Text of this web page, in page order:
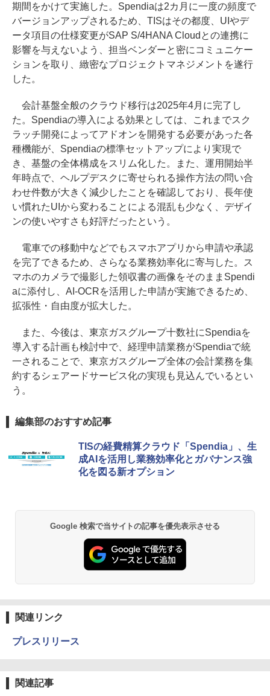
期間をかけて実施した。Spendiaは2カ月に一度の頻度で
バージョンアップされるため、TISはその都度、UIやデ
ータ項目の仕様変更がSAP S/4HANA Cloudとの連携に
影響を与えないよう、担当ベンダーと密にコミュニケー
ションを取り、緻密なプロジェクトマネジメントを遂行
した。
会計基盤全般のクラウド移行は2025年4月に完了し
た。Spendiaの導入による効果としては、これまでスク
ラッチ開発によってアドオンを開発する必要があった各
種機能が、Spendiaの標準セットアップにより実現で
き、基盤の全体構成をスリム化した。また、運用開始半
年時点で、ヘルプデスクに寄せられる操作方法の問い合
わせ件数が大きく減少したことを確認しており、長年使
い慣れたUIから変わることによる混乱も少なく、デザイ
ンの使いやすさも好評だったという。
電車での移動中などでもスマホアプリから申請や承認
を完了できるため、さらなる業務効率化に寄与した。ス
マホのカメラで撮影した領収書の画像をそのままSpendi
aに添付し、AI-OCRを活用した申請が実施できるため、
拡張性・自由度が拡大した。
また、今後は、東京ガスグループ十数社にSpendiaを
導入する計画も検討中で、経理申請業務がSpendiaで統
一されることで、東京ガスグループ全体の会計業務を集
約するシェアードサービス化の実現も見込んでいるとい
う。
編集部のおすすめ記事
TISの経費精算クラウド「Spendia」、生
成AIを活用し業務効率化とガバナンス強
化を図る新オプション
Google 検索で当サイトの記事を優先表示させる
関連リンク
プレスリリース
関連記事